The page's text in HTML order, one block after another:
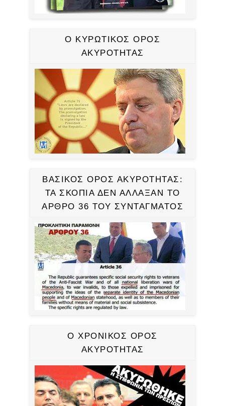
Ο ΚΥΡΩΤΙΚΟΣ ΟΡΟΣ
ΑΚΥΡΟΤΗΤΑΣ
ΒΑΣΙΚΟΣ ΟΡΟΣ ΑΚΥΡΟΤΗΤΑΣ:
ΤΑ ΣΚΟΠΙΑ ΔΕΝ ΑΛΛΑΞΑΝ ΤΟ
ΑΡΘΡΟ 36 ΤΟΥ ΣΥΝΤΑΓΜΑΤΟΣ
Ο ΧΡΟΝΙΚΟΣ ΟΡΟΣ
ΑΚΥΡΟΤΗΤΑΣ